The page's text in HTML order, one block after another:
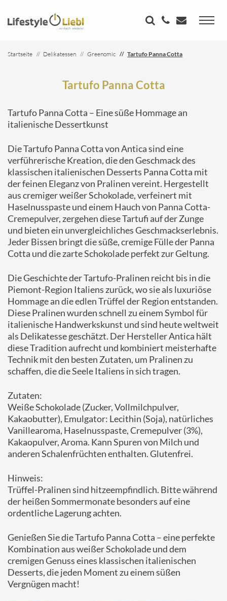
Startseite Delikatessen Greenomic Tartufo Panna Cotta
Tartufo Panna Cotta
Tartufo Panna Cotta – Eine süße Hommage an
italienische Dessertkunst
Die Tartufo Panna Cotta von Antica sind eine
verführerische Kreation, die den Geschmack des
klassischen italienischen Desserts Panna Cotta mit
der feinen Eleganz von Pralinen vereint. Hergestellt
aus cremiger weißer Schokolade, verfeinert mit
Haselnusspaste und einem Hauch von Panna Cotta-
Cremepulver, zergehen diese Tartufi auf der Zunge
und bieten ein unvergleichliches Geschmackserlebnis.
Jeder Bissen bringt die süße, cremige Fülle der Panna
Cotta und die zarte Schokolade perfekt zur Geltung.
Die Geschichte der Tartufo-Pralinen reicht bis in die
Piemont-Region Italiens zurück, wo sie als luxuriöse
Hommage an die edlen Trüffel der Region entstanden.
Diese Pralinen wurden schnell zu einem Symbol für
italienische Handwerkskunst und sind heute weltweit
als Delikatesse geschätzt. Der Hersteller Antica hält
diese Tradition aufrecht und kombiniert meisterhafte
Technik mit den besten Zutaten, um Pralinen zu
schaffen, die die Seele Italiens in sich tragen.
Zutaten:
Weiße Schokolade (Zucker, Vollmilchpulver,
Kakaobutter), Emulgator: Lecithin (Soja), natürliches
Vanillearoma, Haselnusspaste, Cremepulver (3%),
Kakaopulver, Aroma. Kann Spuren von Milch und
anderen Schalenfrüchten enthalten. Glutenfrei.
Hinweis:
Trüffel-Pralinen sind hitzeempfindlich. Bitte während
der heißen Sommermonate besonders auf eine
ordentliche Lagerung achten.
Genießen Sie die Tartufo Panna Cotta – eine perfekte
Kombination aus weißer Schokolade und dem
cremigen Genuss eines klassischen italienischen
Desserts, die jeden Moment zu einem süßen
Vergnügen macht!